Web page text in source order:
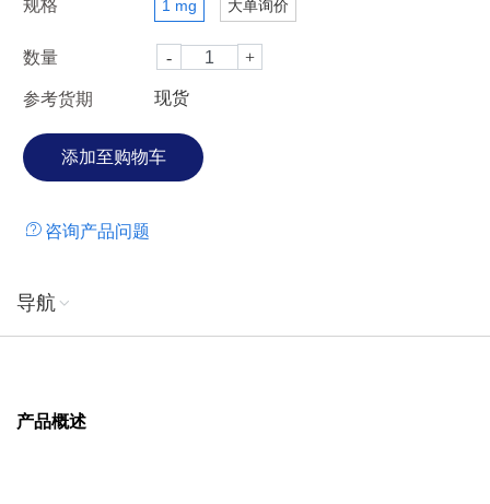
规格 1 mg 大单询价
数量
参考货期 现货
咨询产品问题
导航
产品概述